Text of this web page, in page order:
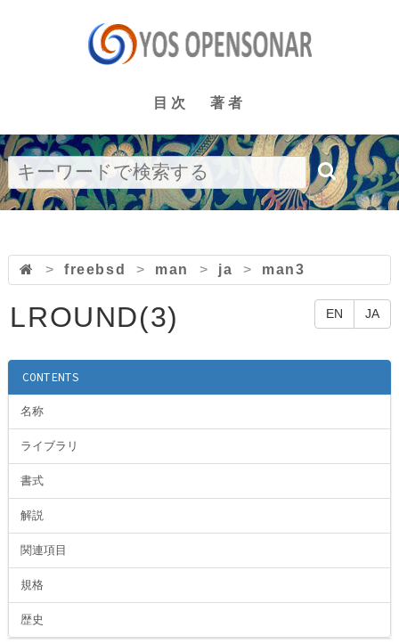
目次 著者
> freebsd > man > ja > man3
EN JA
LROUND(3)
CONTENTS
名称
ライブラリ
書式
解説
関連項目
規格
歴史